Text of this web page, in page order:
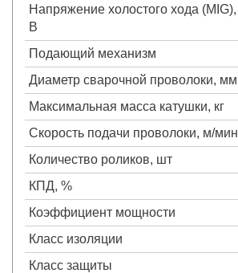
Напряжение холостого хода (MIG),
В
Подающий механизм
Диаметр сварочной проволоки, мм
Максимальная масса катушки, кг
Скорость подачи проволоки, м/мин
Количество роликов, шт
КПД, %
Коэффициент мощности
Класс изоляции
Класс защиты